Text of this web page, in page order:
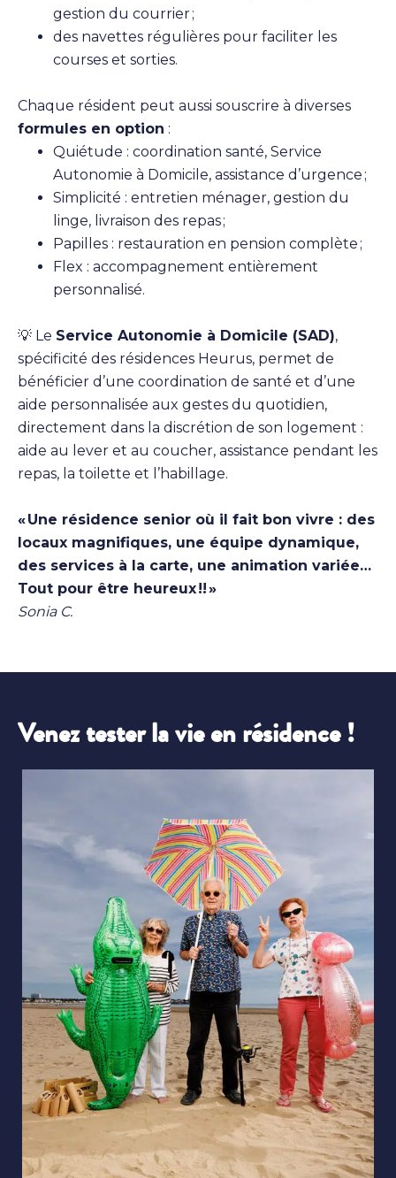
gestion du courrier ;
des navettes régulières pour faciliter les
courses et sorties.
Chaque résident peut aussi souscrire à diverses
formules en option :
Quiétude : coordination santé, Service
Autonomie à Domicile, assistance d’urgence ;
Simplicité : entretien ménager, gestion du
linge, livraison des repas ;
Papilles : restauration en pension complète ;
Flex : accompagnement entièrement
personnalisé.
💡 Le Service Autonomie à Domicile (SAD),
spécificité des résidences Heurus, permet de
bénéficier d’une coordination de santé et d’une
aide personnalisée aux gestes du quotidien,
directement dans la discrétion de son logement :
aide au lever et au coucher, assistance pendant les
repas, la toilette et l’habillage.
« Une résidence senior où il fait bon vivre : des
locaux magnifiques, une équipe dynamique,
des services à la carte, une animation variée…
Tout pour être heureux !! »
Sonia C.
Venez tester la vie en résidence !